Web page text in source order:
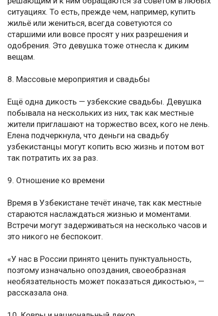
ситуациях. То есть, прежде чем, например, купить
жильё или жениться, всегда советуются со
старшими или вовсе просят у них разрешения и
одобрения. Это девушка тоже отнесла к диким
вещам.
8. Массовые мероприятия и свадьбы
Ещё одна дикость — узбекские свадьбы. Девушка
побывала на нескольких из них, так как местные
жители приглашают на торжество всех, кого не лень.
Елена подчеркнула, что деньги на свадьбу
узбекистанцы могут копить всю жизнь и потом вот
так потратить их за раз.
9. Отношение ко времени
Время в Узбекистане течёт иначе, так как местные
стараются наслаждаться жизнью и моментами.
Встречи могут задерживаться на несколько часов и
это никого не беспокоит.
«У нас в России принято ценить пунктуальность,
поэтому изначально опоздания, своеобразная
необязательность может показаться дикостью», —
рассказала она.